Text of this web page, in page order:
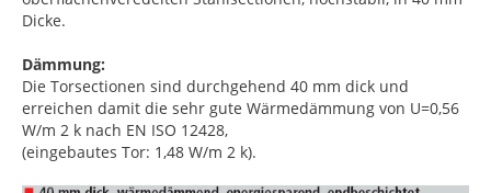
Dicke.
Dämmung:
Die Torsectionen sind durchgehend 40 mm dick und
erreichen damit die sehr gute Wärmedämmung von U=0,56
W/m 2 k nach EN ISO 12428,
(eingebautes Tor: 1,48 W/m 2 k).